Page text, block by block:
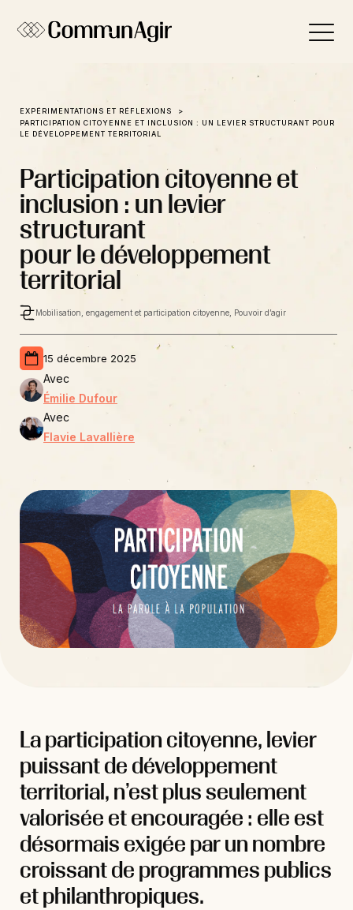
EXPÉRIMENTATIONS ET RÉFLEXIONS
PARTICIPATION CITOYENNE ET INCLUSION : UN LEVIER STRUCTURANT POUR
LE DÉVELOPPEMENT TERRITORIAL
Participation citoyenne et
inclusion : un levier
structurant
pour le développement
territorial
Mobilisation, engagement et participation citoyenne, Pouvoir d’agir
15 décembre 2025
Avec
Émilie Dufour
Avec
Flavie Lavallière
La participation citoyenne, levier
puissant de développement
territorial, n’est plus seulement
valorisée et encouragée : elle est
désormais exigée par un nombre
croissant de programmes publics
et philanthropiques.